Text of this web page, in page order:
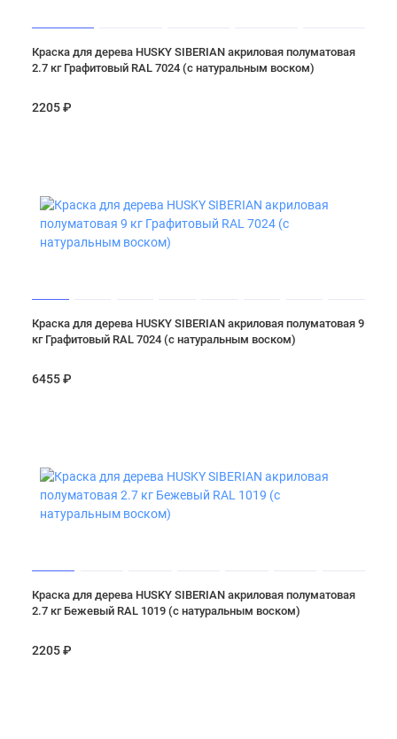
Краска для дерева HUSKY SIBERIAN акриловая полуматовая
2.7 кг Графитовый RAL 7024 (с натуральным воском)
2205 ₽
Краска для дерева HUSKY SIBERIAN акриловая полуматовая 9
кг Графитовый RAL 7024 (с натуральным воском)
6455 ₽
Краска для дерева HUSKY SIBERIAN акриловая полуматовая
2.7 кг Бежевый RAL 1019 (с натуральным воском)
2205 ₽